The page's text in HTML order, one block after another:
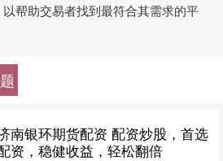
帮助交易者找到最符合其需求的平
南银环期货配资 配资炒股，首选
资，稳健收益，轻松翻倍